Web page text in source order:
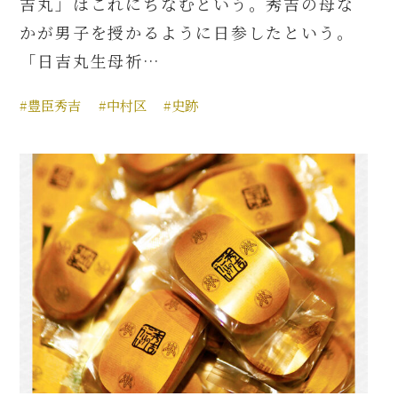
かが男子を授かるように日参したという。
「日吉丸生母祈…
#豊臣秀吉 #中村区 #史跡